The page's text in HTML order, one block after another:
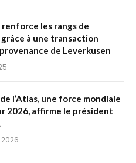
les rangs de
à une transaction
de Leverkusen
l’Atlas, une force mondiale
2026, affirme le président